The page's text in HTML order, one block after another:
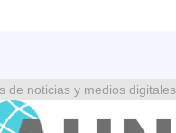
de noticias y medios digitales